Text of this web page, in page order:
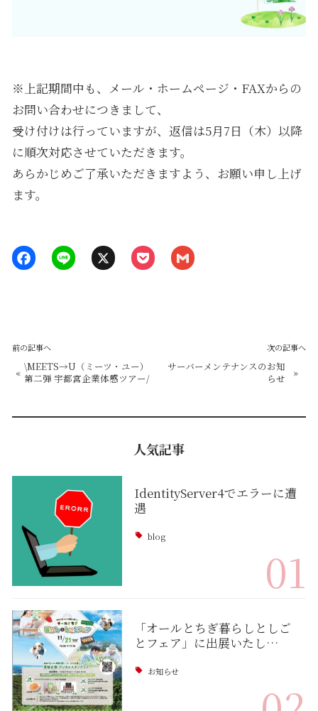
※上記期間中も、メール・ホームページ・FAXからの
お問い合わせにつきまして、
受け付けは行っていますが、返信は5月7日（木）以降
に順次対応させていただきます。
あらかじめご了承いただきますよう、お願い申し上げ
ます。
前の記事へ
« \MEETS→U（ミーツ・ユー）
第二弾 宇都宮企業体感ツアー/
次の記事へ
サーバーメンテナンスのお知
らせ
»
人気記事
IdentityServer4でエラーに遭
遇
blog
01
「オールとちぎ暮らしとしご
とフェア」に出展いたし…
お知らせ